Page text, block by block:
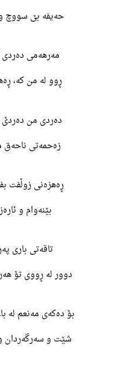
حەیفە بێ سووچ و
مەرهەمی دەردی
ڕوو لە من کە،
دەردی من دەردێ
زەحمەتی ناحەق
ڕەهزەنی زوڵفت
بێنەوام و
تاقەتی باری
دوور لە ڕووی تۆ
بۆ دەکەی مەنعم
شێت و سەرگەردان